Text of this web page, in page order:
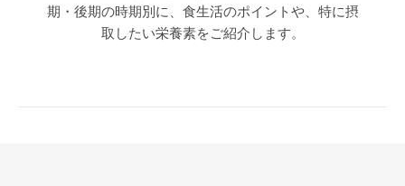
期・後期の時期別に、食生活のポイントや、特に摂
取したい栄養素をご紹介します。